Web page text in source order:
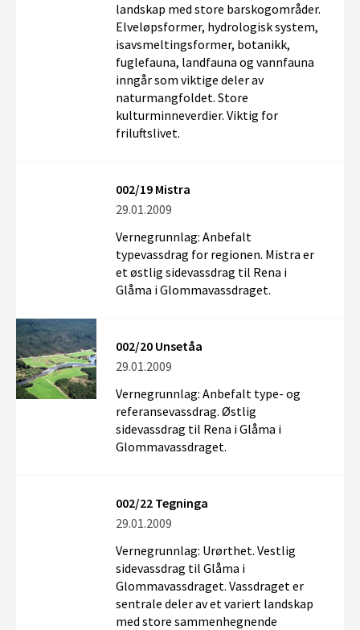
landskap med store barskogområder.
Elveløpsformer, hydrologisk system,
isavsmeltingsformer, botanikk,
fuglefauna, landfauna og vannfauna
inngår som viktige deler av
naturmangfoldet. Store
kulturminneverdier. Viktig for
friluftslivet.
002/19 Mistra
29.01.2009
Vernegrunnlag: Anbefalt
typevassdrag for regionen. Mistra er
et østlig sidevassdrag til Rena i
Glåma i Glommavassdraget.
002/20 Unsetåa
29.01.2009
Vernegrunnlag: Anbefalt type- og
referansevassdrag. Østlig
sidevassdrag til Rena i Glåma i
Glommavassdraget.
002/22 Tegninga
29.01.2009
Vernegrunnlag: Urørthet. Vestlig
sidevassdrag til Glåma i
Glommavassdraget. Vassdraget er
sentrale deler av et variert landskap
med store sammenhegnende